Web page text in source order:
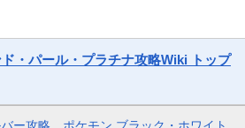
・パール・プラチナ攻略Wiki トップ
ー攻略 ポケモン ブラック・ホワイト